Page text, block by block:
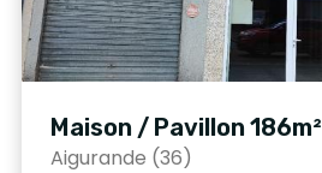
Maison / Pavillon 186m²
Aigurande (36)